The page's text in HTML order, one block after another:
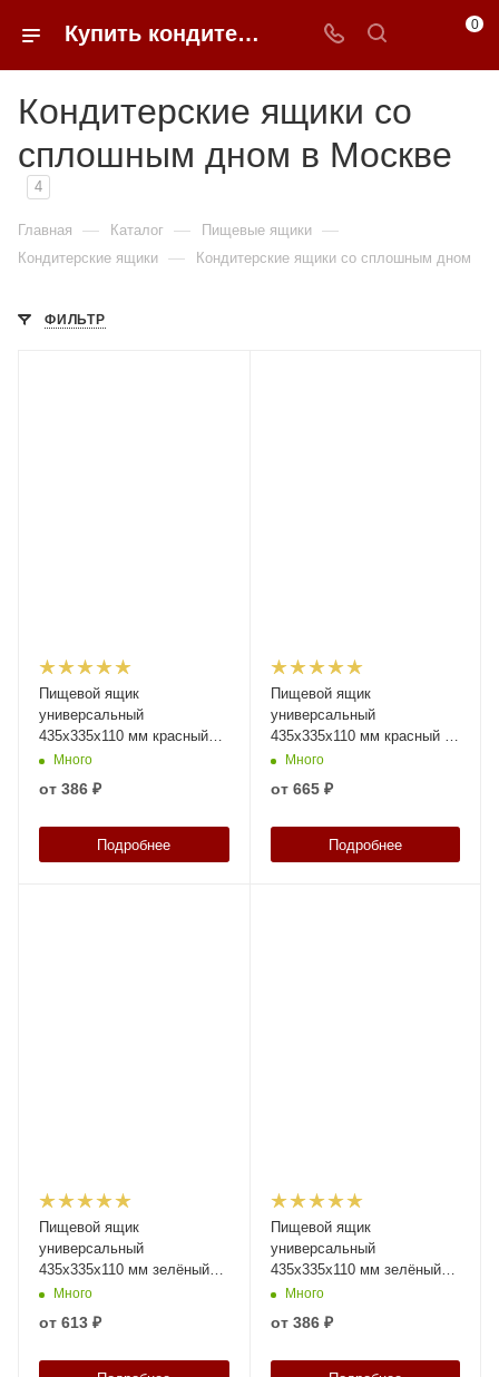
Купить кондитерские ящики со сплошным дном в Москве недорого | 0FFER 0
Кондитерские ящики со
сплошным дном в Москве
4
Главная — Каталог — Пищевые ящики —
Кондитерские ящики — Кондитерские ящики со сплошным дном
ФИЛЬТР
Пищевой ящик
универсальный
435х335х110 мм красный
ЭКО с перфорированными
стенками и сплошным дном
Много
от 386 ₽
Подробнее
Пищевой ящик
универсальный
435х335х110 мм красный с
перфорированными
стенками сплошным дном и
крышкой
Много
от 665 ₽
Подробнее
Пищевой ящик
универсальный
435х335х110 мм зелёный
со сплошными стенками,
дном и крышкой
Много
от 613 ₽
Пищевой ящик
универсальный
435х335х110 мм зелёный
ЭКО со сплошными
стенками и дном
Много
от 386 ₽